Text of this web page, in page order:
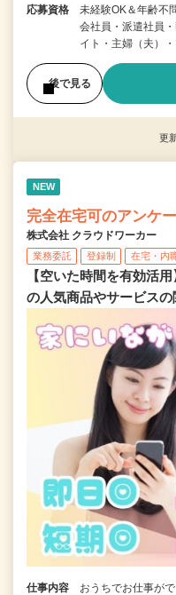
応募資格
未経験OK＆年齢不
会社員・派遣社員
イト・主婦（夫）
後で見る
更
NEW
完全在宅可のアンケ
株式会社 クラウドワーカー
業務委託 登録制 在宅・内
【空いた時間を有効活
の人気商品やサービスの
仕事内容
おうちでお仕事が